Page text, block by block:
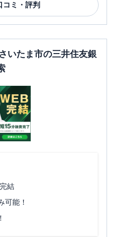
コミ・評判
いたま市の三井住友銀
結
可能！